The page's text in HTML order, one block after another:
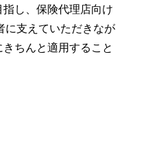
し、保険代理店向け
に支えていただきなが
ちんと適用すること